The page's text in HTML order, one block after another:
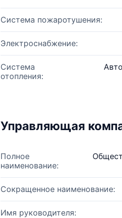
Система пожаротушения:
Электроснабжение:
Система
отопления:
Управляющая
Полное
наименование:
Сокращенное наименование:
Имя руководителя: